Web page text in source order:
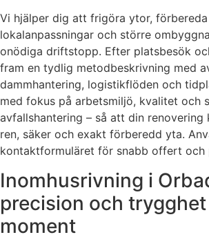
Vi hjälper dig att frigöra ytor,
lokalanpassningar och större
onödiga driftstopp. Efter platsbesök
fram en tydlig metodbeskrivning med
dammhantering, logistikflöden och
med fokus på arbetsmiljö, kvalitet och
avfallshantering – så att din renovering
ren, säker och exakt förberedd yta.
kontaktformuläret för snabb offert och
Inomhusrivning i
precision och
moment